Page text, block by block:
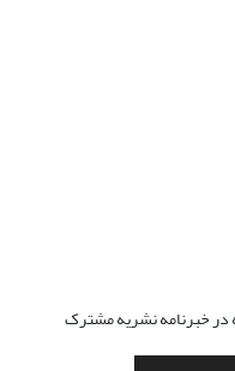
در خبرنامه نشریه مشترک